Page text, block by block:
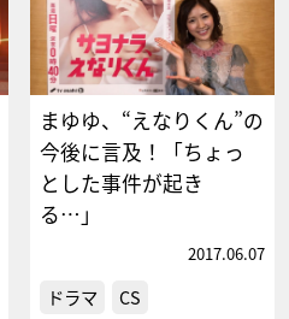
まゆゆ、“えなりくん”の
今後に言及！「ちょっ
とした事件が起き
る…」
2017.06.07
ドラマ CS